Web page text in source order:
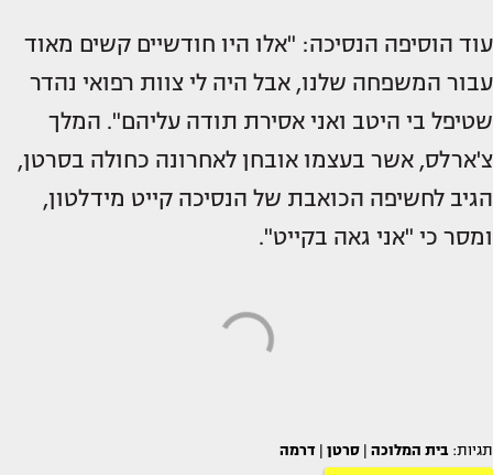
עוד הוסיפה הנסיכה: "אלו היו חודשיים קשים מאוד
עבור המשפחה שלנו, אבל היה לי צוות רפואי נהדר
שטיפל בי היטב ואני אסירת תודה עליהם". המלך
צ'ארלס, אשר בעצמו אובחן לאחרונה כחולה בסרטן,
הגיב לחשיפה הכואבת של הנסיכה קייט מידלטון,
ומסר כי "אני גאה בקייט".
תגיות: בית המלוכה סרטן דרמה